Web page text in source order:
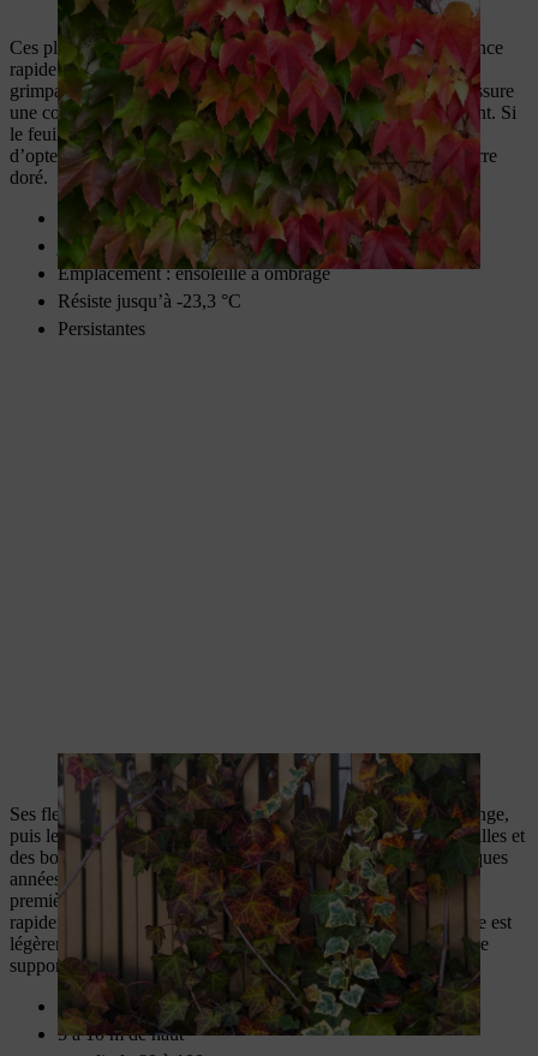
La vigne vierge brille de ses magnifiques couleurs automnales.
Ces plantes grimpantes sont des classiques indigènes à croissance
rapide et peu exigeantes. Avec ses racines adhérentes, le lierre
grimpant se développe même sur des murs lisses en béton et assure
une couverture dense du support grâce à son feuillage persistant. Si
le feuillage vert foncé vous semble trop sombre, il est possible
d’opter pour des variétés aux feuilles plus claires comme le lierre
doré.
Plantes à ventouses
jusqu’à 20 m de haut
Emplacement : ensoleillé à ombragé
Résiste jusqu’à -23,3 °C
Persistantes
Le lierre est un grand classique parmi les plantes grimpantes.
Ses fleurs en forme d’entonnoir, qui passent par le jaune, l’orange,
puis le rouge, sont une source de nectar très appréciée des abeilles et
des bourdons en juillet et août. Il peut toutefois s’écouler quelques
années avant que la trompette de Virginie ne fleurisse pour la
première fois. Leur croissance rapide permet de végétaliser
rapidement des façades, des pergolas ou des murs. Si la surface est
légèrement rugueuse, la trompette de Virginie n’a pas besoin de
support pour grimper.
Plantes à ventouses
5 à 10 m de haut